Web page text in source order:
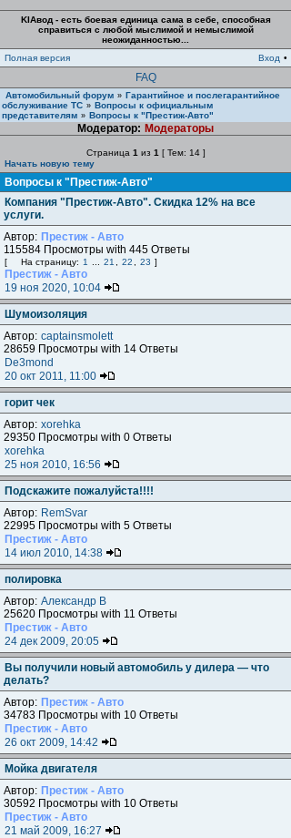
KIAвод - есть боевая единица сама в себе, способная
справиться с любой мыслимой и немыслимой
неожиданностью...
Полная версия
Вход •
FAQ
Автомобильный форум » Гарантийное и послегарантийное
обслуживание ТС » Вопросы к официальным
представителям » Вопросы к "Престиж-Авто"
Модератор: Модераторы
Страница 1 из 1 [ Тем: 14 ]
Начать новую тему
Вопросы к "Престиж-Авто"
Компания "Престиж-Авто". Cкидка 12% на все
услуги.
Автор: Престиж - Авто
115584 Просмотры with 445 Ответы
[ На страницу: 1 21 22 23 ]
Престиж - Авто
19 ноя 2020, 10:04
Шумоизоляция
Автор: captainsmolett
28659 Просмотры with 14 Ответы
De3mond
20 окт 2011, 11:00
горит чек
Автор: xorehka
29350 Просмотры with 0 Ответы
xorehka
25 ноя 2010, 16:56
Подскажите пожалуйста!!!!
Автор: RemSvar
22995 Просмотры with 5 Ответы
Престиж - Авто
14 июл 2010, 14:38
полировка
Автор: Александр В
25620 Просмотры with 11 Ответы
Престиж - Авто
24 дек 2009, 20:05
Вы получили новый автомобиль у дилера — что
делать?
Автор: Престиж - Авто
34783 Просмотры with 10 Ответы
Престиж - Авто
26 окт 2009, 14:42
Мойка двигателя
Автор: Престиж - Авто
30592 Просмотры with 10 Ответы
Престиж - Авто
21 май 2009, 16:27